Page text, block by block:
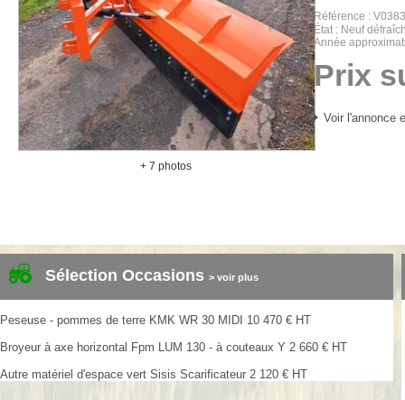
+ 7 photos
Référence
V0383
État
Neuf
Année
Prix
Voir l'annonce
Sélection Occasions > voir plus
Peseuse - pommes de terre KMK WR 30 MIDI 10 470 € HT
Broyeur à axe horizontal Fpm LUM 130 - à couteaux Y 2 660 € HT
Autre matériel d'espace vert Sisis Scarificateur 2 120 € HT